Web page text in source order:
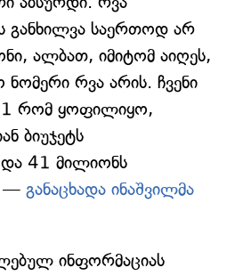
განხილვა საერთოდ არ
ალბათ, იმიტომ აიღეს,
ნომერი რვა არის. ჩვენი
რომ ყოფილიყო,
ბიუჯეტს
და 41 მილიონს
— განაცხადა ინაშვილმა
ინფორმაციას